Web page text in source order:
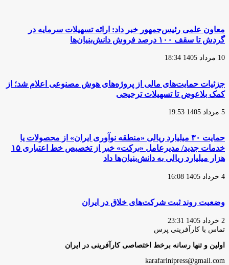
معاون علمی رئیس‌جمهور خبر داد: ارائه تسهیلات سرمایه در
گردش تا سقف ۱۰۰ درصد فروش دانش‌بنیان‌ها
10 مرداد 1405 18:34
جزئیات حمایت‌های مالی از پروژه‌های هوش مصنوعی اعلام شد؛ از
کمک بلاعوض تا تسهیلات ترجیحی
5 مرداد 1405 19:53
حمایت ۳۰ میلیارد ریالی «منطقه نوآوری ایران» از محصولات یا
خدمات جدید/ مدیرعامل «برکت» خبر از تخصیص خط اعتباری ۱۵
هزار میلیارد ریالی به دانش‌بنیان‌ها داد
4 خرداد 1405 16:08
وضعیت روند ثبت شرکت‌های خلاق در ایران
2 خرداد 1405 23:31
تماس با کارآفرینی پرس
اولین و تنها رسانه برخط اختصاصی کارآفرینی در ایران
karafarinipress@gmail.com